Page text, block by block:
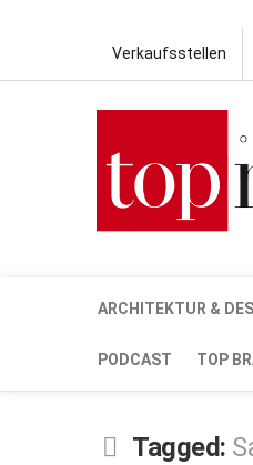
Verkaufsstellen
ARCHITEKTUR &
PODCAST TOP
Tagged: